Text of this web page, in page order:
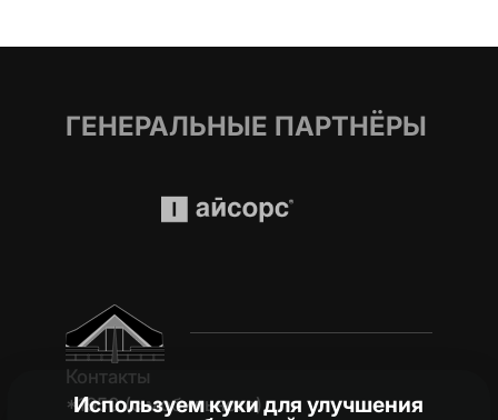
ГЕНЕРАЛЬНЫЕ ПАРТНЁРЫ
Контакты
*1950 (c мобильного)
Используем куки для улучшения